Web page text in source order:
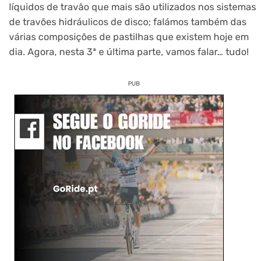
líquidos de travão que mais são utilizados nos sistemas
de travões hidráulicos de disco; falámos também das
várias composições de pastilhas que existem hoje em
dia. Agora, nesta 3ª e última parte, vamos falar… tudo!
PUB